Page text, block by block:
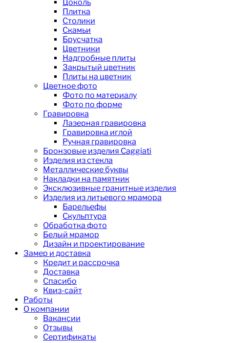
Цоколь
Плитка
Столики
Скамьи
Брусчатка
Цветники
Надгробные плиты
Закрытый цветник
Плиты на цветник
Цветное фото
Фото по материалу
Фото по форме
Гравировка
Лазерная гравировка
Гравировка иглой
Ручная гравировка
Бронзовые изделия Caggiati
Изделия из стекла
Металлические буквы
Накладки на памятник
Эксклюзивные гранитные изделия
Изделия из литьевого мрамора
Барельефы
Скульптура
Обработка фото
Белый мрамор
Дизайн и проектирование
Замер и доставка
Кредит и рассрочка
Доставка
Спасибо
Квиз-сайт
Работы
О компании
Вакансии
Отзывы
Сертификаты